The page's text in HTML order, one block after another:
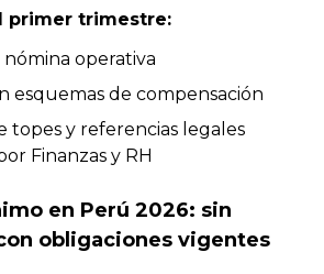
primer trimestre:
operativa
esquemas de compensación
topes y referencias legales
Finanzas y RH
en Perú 2026: sin
obligaciones vigentes